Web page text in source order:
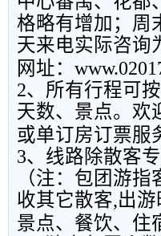
格略有增加；周
天来电实际咨询
网址：
2、所有行程可
天数、景点。欢
或单订房订票服
3、线路除散客
（注：包团游
收其它散客,出
景点、餐饮、住